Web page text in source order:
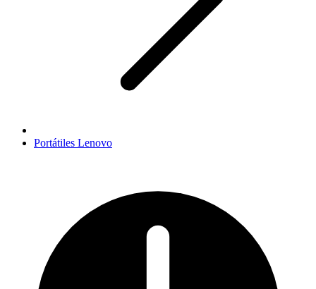
Portátiles Lenovo